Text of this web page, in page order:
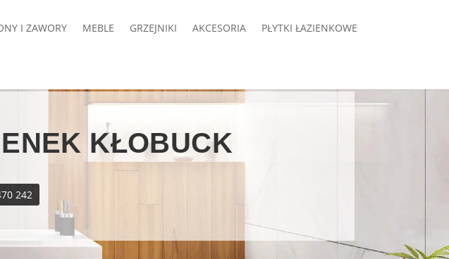
I ZAWORY MEBLE GRZEJNIKI AKCESORIA PŁYTKI ŁAZIENKOWE
KŁOBUCK
242